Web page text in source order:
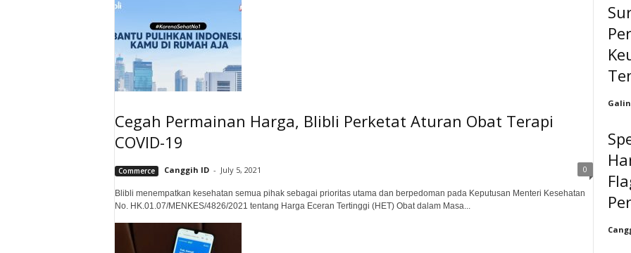
Cegah Permainan Harga, Blibli Perketat Aturan Obat Terapi
COVID-19
Commerce Canggih ID - July 5, 2021 0
Blibli menempatkan kesehatan semua pihak sebagai prioritas utama dan berpedoman pada Keputusan Menteri Kesehatan
No. HK.01.07/MENKES/4826/2021 tentang Harga Eceran Tertinggi (HET) Obat dalam Masa...